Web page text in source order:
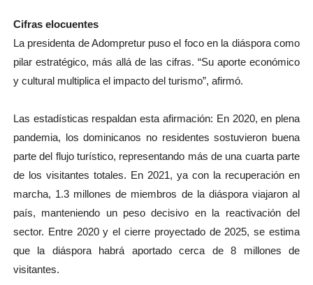
Cifras elocuentes
La presidenta de Adompretur puso el foco en la diáspora como
pilar estratégico, más allá de las cifras. “Su aporte económico
y cultural multiplica el impacto del turismo”, afirmó.
Las estadísticas respaldan esta afirmación: En 2020, en plena
pandemia, los dominicanos no residentes sostuvieron buena
parte del flujo turístico, representando más de una cuarta parte
de los visitantes totales. En 2021, ya con la recuperación en
marcha, 1.3 millones de miembros de la diáspora viajaron al
país, manteniendo un peso decisivo en la reactivación del
sector. Entre 2020 y el cierre proyectado de 2025, se estima
que la diáspora habrá aportado cerca de 8 millones de
visitantes.